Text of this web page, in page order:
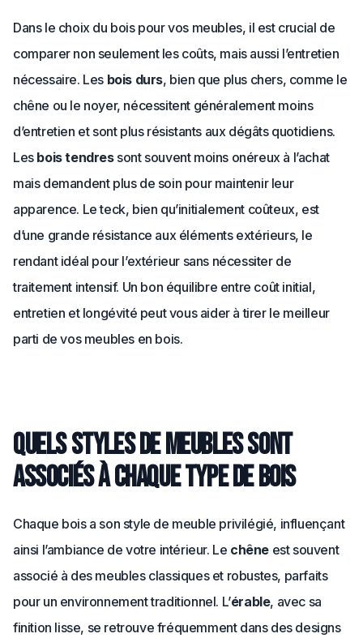
Dans le choix du bois pour vos meubles, il est crucial de
comparer non seulement les coûts, mais aussi l’entretien
nécessaire. Les bois durs, bien que plus chers, comme le
chêne ou le noyer, nécessitent généralement moins
d’entretien et sont plus résistants aux dégâts quotidiens.
Les bois tendressont souvent moins onéreux à l’achat
mais demandent plus de soin pour maintenir leur
apparence. Le teck, bien qu’initialement coûteux, est
d’une grande résistance aux éléments extérieurs, le
rendant idéal pour l’extérieur sans nécessiter de
traitement intensif. Un bon équilibre entre coût initial,
entretien et longévité peut vous aider à tirer le meilleur
parti de vos meubles en bois.
Quels styles de meubles sont
associés à chaque type de bois
Chaque bois a son style de meuble privilégié, influençant
ainsi l’ambiance de votre intérieur. Le chêne est souvent
associé à des meubles classiques et robustes, parfaits
pour un environnement traditionnel. L’érable, avec sa
finition lisse, se retrouve fréquemment dans des designs